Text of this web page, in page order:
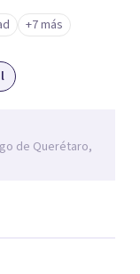
de lo que
Puedo ayudarte.
+7 más
de Querétaro,